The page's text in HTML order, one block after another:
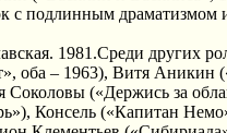
с подлинным
1981.Среди других
оба – 1963), Витя Аникин
(«Держись за
Консель («Капитан